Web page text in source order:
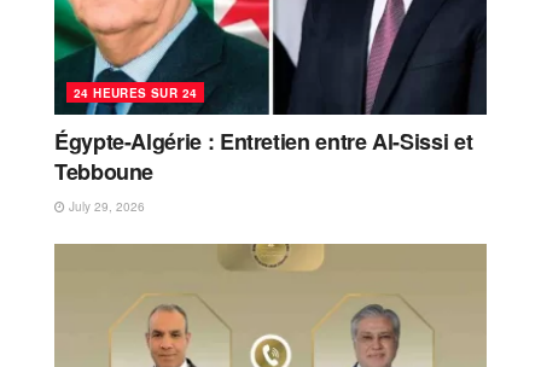
24 HEURES SUR 24
Égypte-Algérie : Entretien entre Al-Sissi et
Tebboune
July 29, 2026